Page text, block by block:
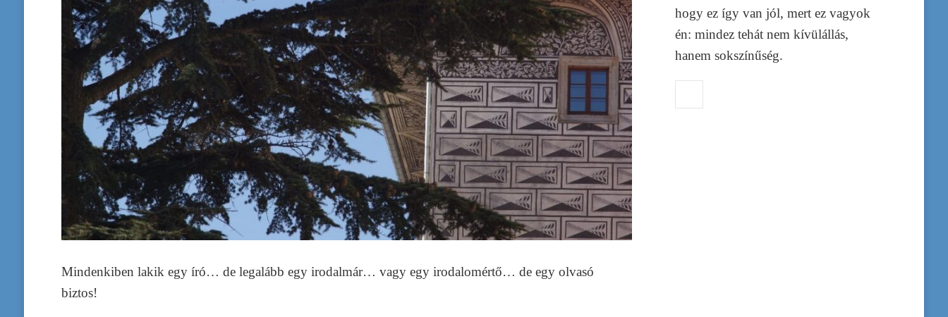
Mindenkiben lakik egy író… de legalább egy irodalmár… vagy egy irodalomértő… de egy olvasó
biztos!
hogy ez így van jól, mert ez vagyok
én: mindez tehát nem kívülállás,
hanem sokszínűség.